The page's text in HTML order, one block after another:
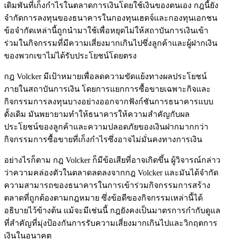
เดิมพันที่เก็งกำไรในตลาดการเงินโดยใช้เงินของตนเอง กฎนี้ยัง
จำกัดการลงทุนของธนาคารในกองทุนเฮดจ์และกองทุนเอกชน
ข้อจำกัดเหล่านี้ถูกนำมาใช้เพื่อหยุดไม่ให้สถาบันการเงินเข้า
ร่วมในกิจกรรมที่มีความเสี่ยงมากเกินไปซึ่งลูกค้าและผู้ฝากเงิน
ของพวกเขาไม่ได้รับประโยชน์โดยตรง
กฎ Volcker มีเป้าหมายเพื่อลดความขัดแย้งทางผลประโยชน์
ภายในสถาบันการเงิน โดยการแยกการซื้อขายเฉพาะกิจและ
กิจกรรมการลงทุนบางอย่างออกจากฟังก์ชันการธนาคารแบบ
ดั้งเดิม มันพยายามทำให้ธนาคารให้ความสำคัญกับผล
ประโยชน์ของลูกค้าและความปลอดภัยของเงินฝากมากกว่า
กิจกรรมการซื้อขายที่เก็งกำไรซึ่งอาจไม่มั่นคงทางการเงิน
อย่างไรก็ตาม กฎ Volcker ก็มีข้อเสียที่อาจเกิดขึ้น ผู้วิจารณ์กล่าว
ว่าความคล่องตัวในตลาดลดลงจากกฎ Volcker และมันได้จำกัด
ความสามารถของธนาคารในการเข้าร่วมกิจกรรมการสร้าง
ตลาดที่ถูกต้องตามกฎหมาย ซึ่งข้อดีของกิจกรรมเหล่านี้ได้
อธิบายไว้ข้างต้น แม้จะมีเช่นนี้ กฎยังคงเป็นมาตรการกำกับดูแล
ที่สำคัญที่มุ่งป้องกันการรับความเสี่ยงมากเกินไปและวิกฤตการ
เงินในอนาคต